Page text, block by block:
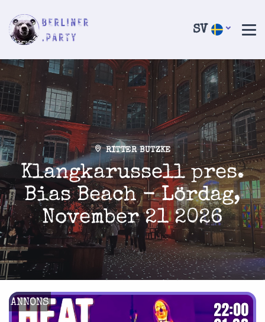
SV
RITTER BUTZKE
Klangkarussell pres.
Bias Beach - Lördag,
November 21 2026
ANNONS